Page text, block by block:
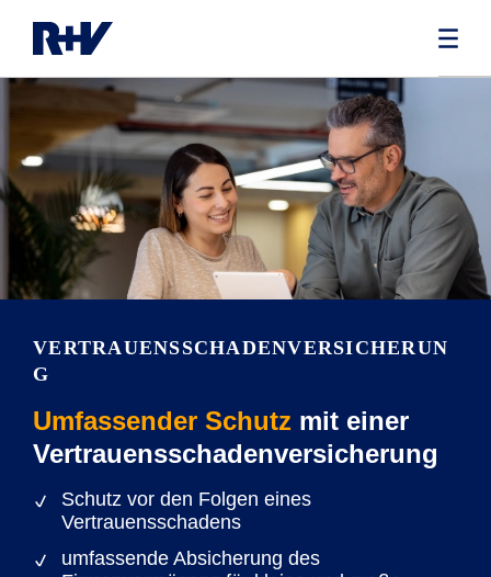
VERTRAUENSSCHADENVERSICHERUN
G
Umfassender Schutz mit einer
Vertrauensschadenversicherung
Schutz vor den Folgen eines
Vertrauensschadens
umfassende Absicherung des